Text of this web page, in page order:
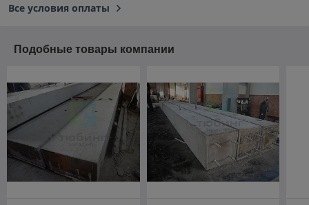
Все условия оплаты
Подобные товары компании